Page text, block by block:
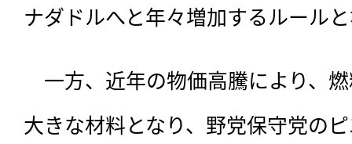
ナダドルへと年々増加するルール
一方、近年の物価高騰により、
大きな材料となり、野党保守党の